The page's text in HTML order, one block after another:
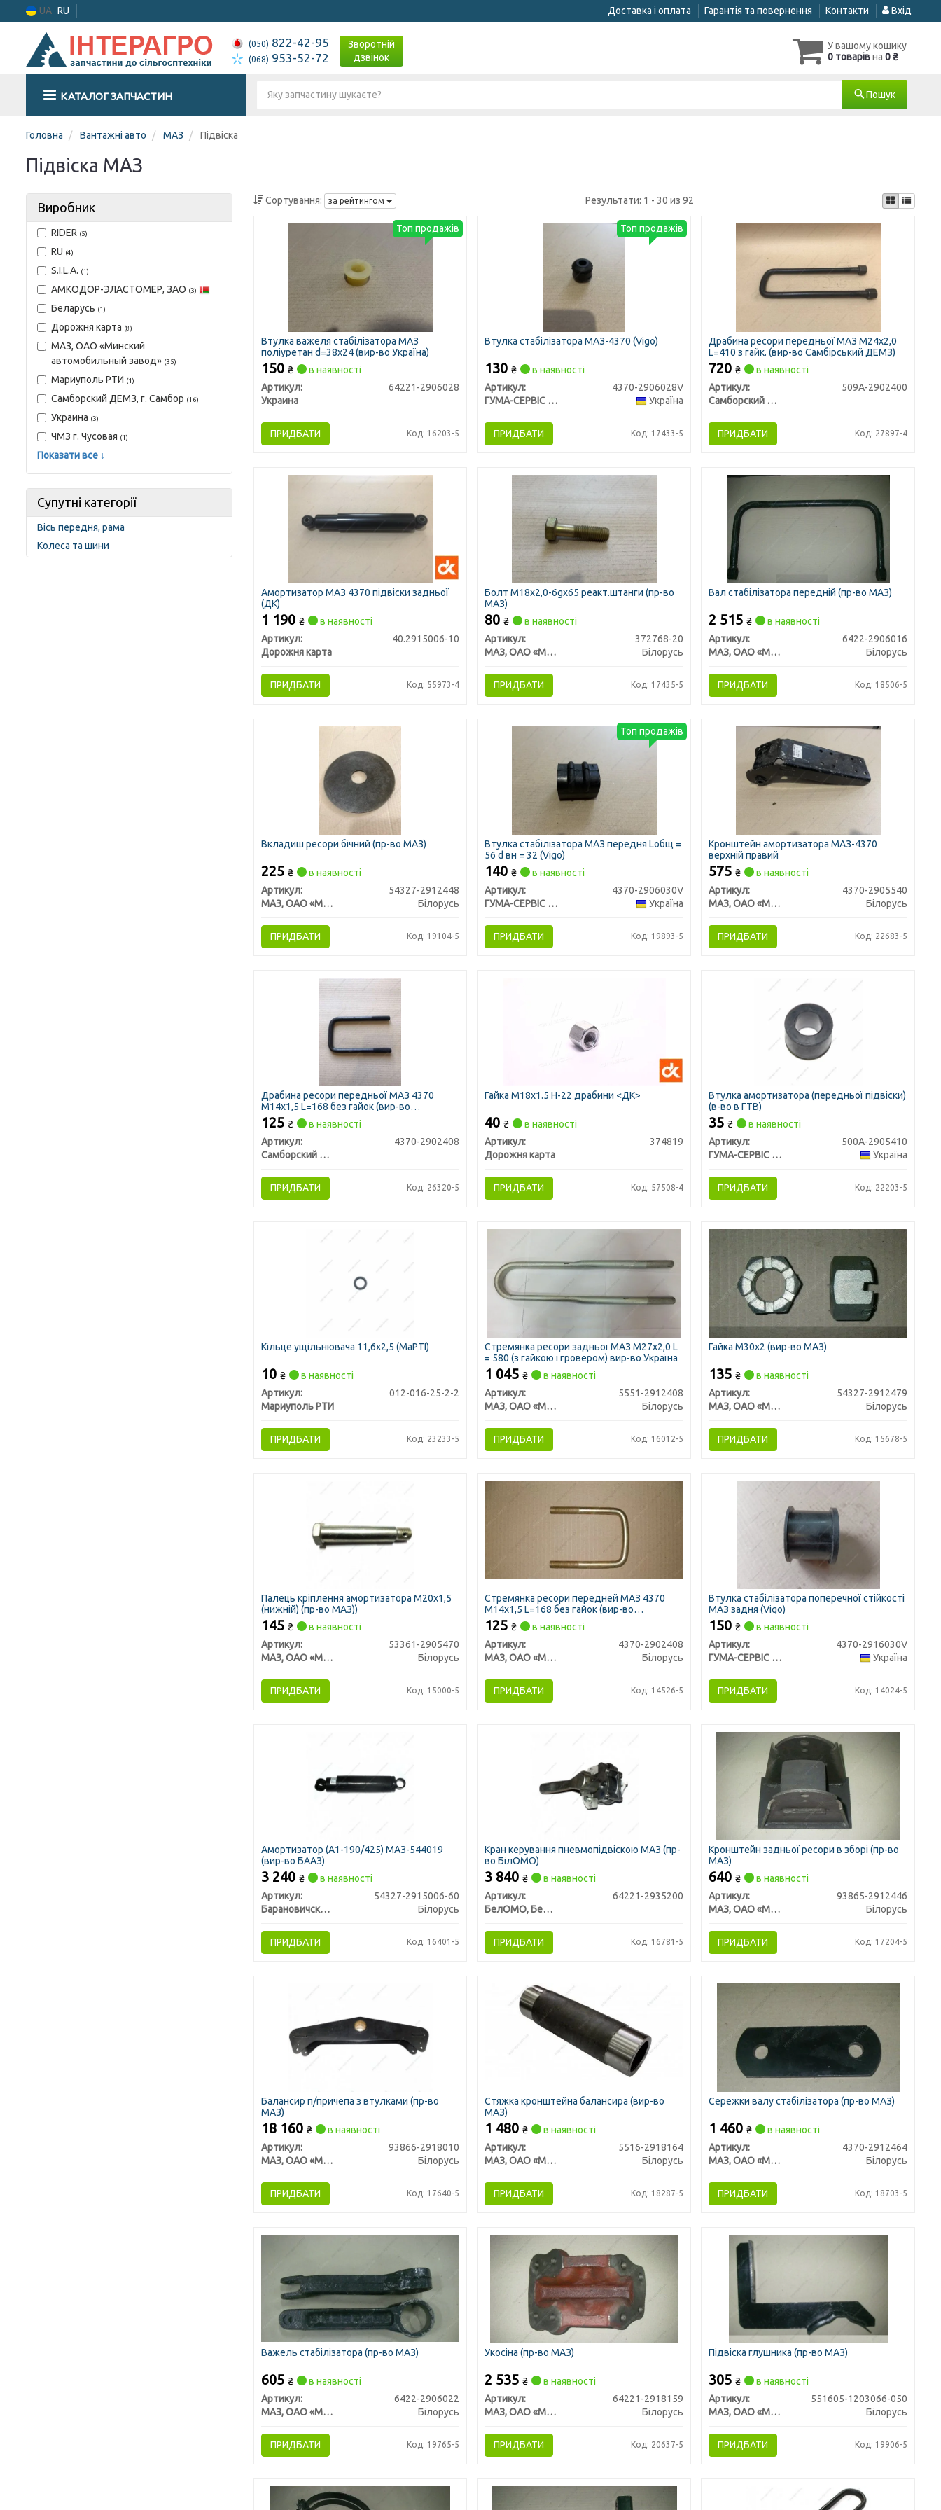
UA RU Доставка і оплата Гарантія та повернення Контакти Вхід
(050) 822-42-95
(068) 953-52-72
Зворотній
дзвінок
У вашому кошику
0 товарівна 0 ₴
КАТАЛОГ ЗАПЧАСТИН Пошук
Головна Вантажні авто МАЗ Підвіска
Підвіска МАЗ
Виробник
RIDER (5)
RU (4)
S.I.L.A. (1)
АМКОДОР-ЭЛАСТОМЕР, ЗАО (3)
Беларусь (1)
Дорожня карта (8)
МАЗ, ОАО «Минский
автомобильный завод» (35)
Мариуполь РТИ (1)
Самборский ДЕМЗ, г. Самбор (16)
Украина (3)
ЧМЗ г. Чусовая (1)
Показати все ↓
Супутні категорії
Вісь передня, рама
Колеса та шини
Сортування: за рейтингом Результати: 1 - 30 из 92
Втулка важеля стабілізатора МАЗ
поліуретан d=38х24 (вир-во Україна)
150 ₴
в наявності
Артикул:
64221-2906028
Украина
ПРИДБАТИ Код: 16203-5
Топ продажів
Втулка стабілізатора МАЗ-4370 (Vigo)
130₴
в наявності
Артикул:
4370-2906028V
ГУМА-СЕРВІС УКРАЇНА
Україна
ПРИДБАТИ Код: 17433-5
Топ продажів
Драбина ресори передньої МАЗ М24х2,0
L=410 з гайк. (вир-во Самбірський ДЕМЗ)
720₴
в наявності
Артикул:
509А-2902400
Самборский ДЕМЗ, г. Самбор
ПРИДБАТИ Код: 27897-4
Амортизатор МАЗ 4370 підвіски задньої
(ДК)
1 190 ₴
в наявності
Артикул:
40.2915006-10
Дорожня карта
ПРИДБАТИ Код: 55973-4
Болт М18x2,0-6gx65 реакт.штанги (пр-во
МАЗ)
80₴
в наявності
Артикул:
372768-20
МАЗ, ОАО «Минский автомобильный завод»
Білорусь
ПРИДБАТИ Код: 17435-5
Вал стабілізатора передній (пр-во МАЗ)
2 515₴
в наявності
Артикул:
6422-2906016
МАЗ, ОАО «Минский автомобильный завод»
Білорусь
ПРИДБАТИ Код: 18506-5
Вкладиш ресори бічний (пр-во МАЗ)
225 ₴
в наявності
Артикул:
54327-2912448
МАЗ, ОАО «Минский автомобильный завод»
Білорусь
ПРИДБАТИ Код: 19104-5
Втулка стабілізатора МАЗ передня Lобщ =
56 d вн = 32 (Vigo)
140₴
в наявності
Артикул:
4370-2906030V
ГУМА-СЕРВІС УКРАЇНА
Україна
ПРИДБАТИ Код: 19893-5
Топ продажів
Кронштейн амортизатора МАЗ-4370
верхній правий
575₴
в наявності
Артикул:
4370-2905540
МАЗ, ОАО «Минский автомобильный завод»
Білорусь
ПРИДБАТИ Код: 22683-5
Драбина ресори передньої МАЗ 4370
М14х1,5 L=168 без гайок (вир-во
Самбірський ДЕМЗ)
125 ₴
в наявності
Артикул:
4370-2902408
Самборский ДЕМЗ, г. Самбор
ПРИДБАТИ Код: 26320-5
Гайка M18x1.5 H-22 драбини <ДК>
40₴
в наявності
Артикул:
374819
Дорожня карта
ПРИДБАТИ Код: 57508-4
Втулка амортизатора (передньої підвіски)
(в-во в ГТВ)
35₴
в наявності
Артикул:
500А-2905410
ГУМА-СЕРВІС УКРАЇНА
Україна
ПРИДБАТИ Код: 22203-5
Кільце ущільнювача 11,6х2,5 (МаРТІ)
10 ₴
в наявності
Артикул:
012-016-25-2-2
Мариуполь РТИ
ПРИДБАТИ Код: 23233-5
Стремянка ресори задньої МАЗ М27х2,0 L
= 580 (з гайкою і гровером) вир-во Україна
1 045₴
в наявності
Артикул:
5551-2912408
МАЗ, ОАО «Минский автомобильный завод»
Білорусь
ПРИДБАТИ Код: 16012-5
Гайка М30х2 (вир-во МАЗ)
135₴
в наявності
Артикул:
54327-2912479
МАЗ, ОАО «Минский автомобильный завод»
Білорусь
ПРИДБАТИ Код: 15678-5
Палець кріплення амортизатора М20х1,5
(нижній) (пр-во МАЗ))
145 ₴
в наявності
Артикул:
53361-2905470
МАЗ, ОАО «Минский автомобильный завод»
Білорусь
ПРИДБАТИ Код: 15000-5
Стремянка ресори передней МАЗ 4370
М14х1,5 L=168 без гайок (вир-во
Самборський ДЕМЗ)
125₴
в наявності
Артикул:
4370-2902408
МАЗ, ОАО «Минский автомобильный завод»
Білорусь
ПРИДБАТИ Код: 14526-5
Втулка стабілізатора поперечної стійкості
МАЗ задня (Vigo)
150₴
в наявності
Артикул:
4370-2916030V
ГУМА-СЕРВІС УКРАЇНА
Україна
ПРИДБАТИ Код: 14024-5
Амортизатор (А1-190/425) МАЗ-544019
(вир-во БААЗ)
3 240 ₴
в наявності
Артикул:
54327-2915006-60
Барановичский Автоагрегатный Завод,ОАО
Білорусь
ПРИДБАТИ Код: 16401-5
Кран керування пневмопідвіскою МАЗ (пр-
во БілОМО)
3 840₴
в наявності
Артикул:
64221-2935200
БелОМО, Беларусь
ПРИДБАТИ Код: 16781-5
Кронштейн задньої ресори в зборі (пр-во
МАЗ)
640₴
в наявності
Артикул:
93865-2912446
МАЗ, ОАО «Минский автомобильный завод»
Білорусь
ПРИДБАТИ Код: 17204-5
Балансир п/причепа з втулками (пр-во
МАЗ)
18 160 ₴
в наявності
Артикул:
93866-2918010
МАЗ, ОАО «Минский автомобильный завод»
Білорусь
ПРИДБАТИ Код: 17640-5
Стяжка кронштейна балансира (вир-во
МАЗ)
1 480₴
в наявності
Артикул:
5516-2918164
МАЗ, ОАО «Минский автомобильный завод»
Білорусь
ПРИДБАТИ Код: 18287-5
Сережки валу стабілізатора (пр-во МАЗ)
1 460₴
в наявності
Артикул:
4370-2912464
МАЗ, ОАО «Минский автомобильный завод»
Білорусь
ПРИДБАТИ Код: 18703-5
Важель стабілізатора (пр-во МАЗ)
605 ₴
в наявності
Артикул:
6422-2906022
МАЗ, ОАО «Минский автомобильный завод»
Білорусь
ПРИДБАТИ Код: 19765-5
Укосіна (пр-во МАЗ)
2 535₴
в наявності
Артикул:
64221-2918159
МАЗ, ОАО «Минский автомобильный завод»
Білорусь
ПРИДБАТИ Код: 20637-5
Підвіска глушника (пр-во МАЗ)
305₴
в наявності
Артикул:
551605-1203066-050
МАЗ, ОАО «Минский автомобильный завод»
Білорусь
ПРИДБАТИ Код: 19906-5